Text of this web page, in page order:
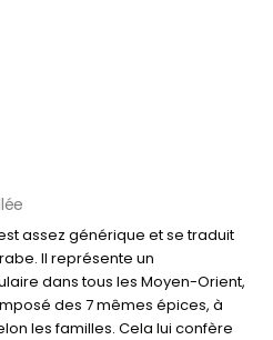
assez générique et se traduit
Il représente un
dans tous les Moyen-Orient,
des 7 mêmes épices, à
les familles. Cela lui confère